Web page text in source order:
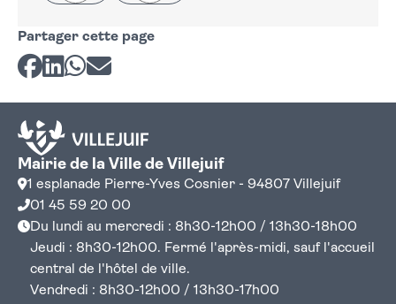
Partager cette page
Partager sur Facebook
Partager sur LinkedIn
Partager sur Whatsapp
Partager par courriel
Mairie de la Ville de Villejuif
1 esplanade Pierre-Yves Cosnier - 94807 Villejuif
01 45 59 20 00
Du lundi au mercredi : 8h30-12h00 / 13h30-18h00
Jeudi : 8h30-12h00. Fermé l'après-midi, sauf l'accueil
central de l'hôtel de ville.
Vendredi : 8h30-12h00 / 13h30-17h00